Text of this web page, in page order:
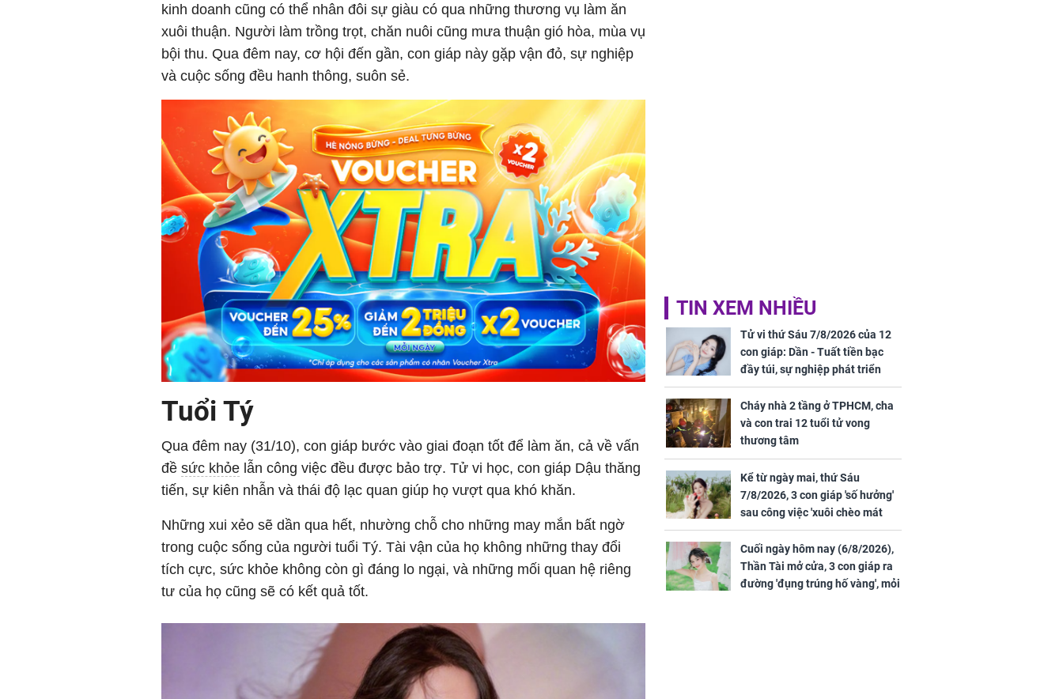
kinh doanh cũng có thể nhân đôi sự giàu có qua những thương vụ làm ăn
xuôi thuận. Người làm trồng trọt, chăn nuôi cũng mưa thuận gió hòa, mùa vụ
bội thu. Qua đêm nay, cơ hội đến gần, con giáp này gặp vận đỏ, sự nghiệp
và cuộc sống đều hanh thông, suôn sẻ.
Tuổi Tý
Qua đêm nay (31/10), con giáp bước vào giai đoạn tốt để làm ăn, cả về vấn
đề sức khỏe lẫn công việc đều được bảo trợ. Tử vi học, con giáp Dậu thăng
tiến, sự kiên nhẫn và thái độ lạc quan giúp họ vượt qua khó khăn.
Những xui xẻo sẽ dần qua hết, nhường chỗ cho những may mắn bất ngờ
trong cuộc sống của người tuổi Tý. Tài vận của họ không những thay đổi
tích cực, sức khỏe không còn gì đáng lo ngại, và những mối quan hệ riêng
tư của họ cũng sẽ có kết quả tốt.
TIN XEM NHIỀU
Tử vi thứ Sáu 7/8/2026 của 12
con giáp: Dần - Tuất tiền bạc
đầy túi, sự nghiệp phát triển
hưng thịnh, Mão - Thân tài lộc
ảm đạm, mọi sự khó thành công
mỹ mãn
Cháy nhà 2 tầng ở TPHCM, cha
và con trai 12 tuổi tử vong
thương tâm
Kể từ ngày mai, thứ Sáu
7/8/2026, 3 con giáp 'số hưởng'
sau công việc 'xuôi chèo mát
mái', tiền tài 'thu về như nước',
tình duyên viên mãn
Cuối ngày hôm nay (6/8/2026),
Thần Tài mở cửa, 3 con giáp ra
đường 'đụng trúng hố vàng', mỏi